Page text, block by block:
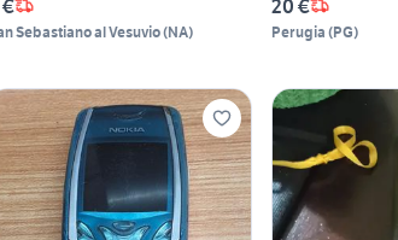
Sebastiano al Vesuvio(NA)
20 €
Perugia (PG)